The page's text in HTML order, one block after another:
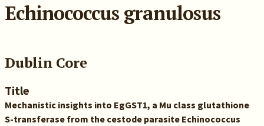
Echinococcus granulosus
Dublin Core
Title
Mechanistic insights into EgGST1, a Mu class glutathione
S-transferase from the cestode parasite Echinococcus